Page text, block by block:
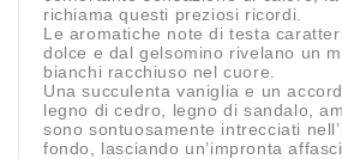
richiama questi preziosi ricordi.
Le aromatiche note di testa
dolce e dal gelsomino rivelano un
bianchi racchiuso nel cuore.
Una succulenta vaniglia e un
legno di cedro, legno di sandalo,
sono sontuosamente intrecciati
fondo, lasciando un’impronta